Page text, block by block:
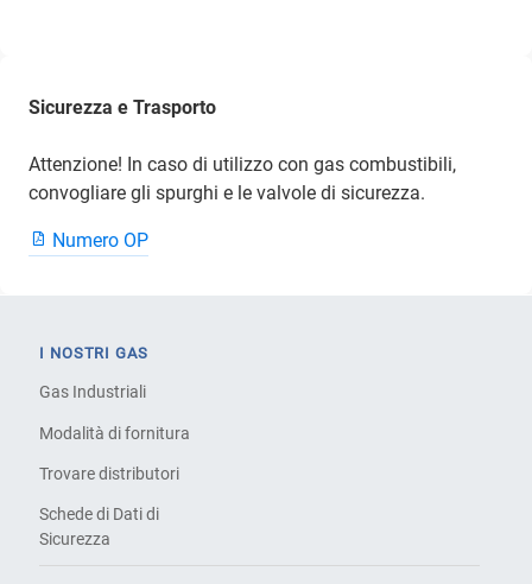
Sicurezza e Trasporto
Attenzione! In caso di utilizzo con gas combustibili,
convogliare gli spurghi e le valvole di sicurezza.
Numero OP
I NOSTRI GAS
Gas Industriali
Modalità di fornitura
Trovare distributori
Schede di Dati di
Sicurezza